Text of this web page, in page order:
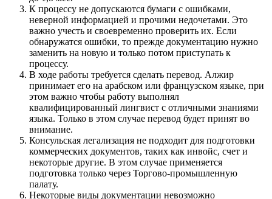
К процессу не допускаются бумаги с ошибками,
неверной информацией и прочими недочетами. Это
важно учесть и своевременно проверить их. Если
обнаружатся ошибки, то прежде документацию нужно
заменить на новую и только потом приступать к
процессу.
В ходе работы требуется сделать перевод. Алжир
принимает его на арабском или французском языке, при
этом важно чтобы работу выполнял
квалифицированный лингвист с отличными знаниями
языка. Только в этом случае перевод будет принят во
внимание.
Консульская легализация не подходит для подготовки
коммерческих документов, таких как инвойс, счет и
некоторые другие. В этом случае применяется
подготовка только через Торгово-промышленную
палату.
Некоторые виды документации невозможно